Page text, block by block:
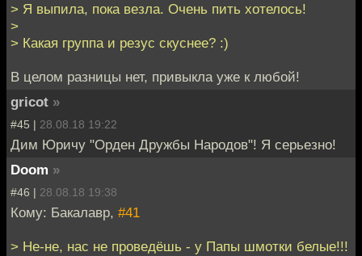
> Я выпила, пока везла. Очень пить хотелось!
>
> Какая группа и резус скуснее? :)
В целом разницы нет, привыкла уже к любой!
gricot »
#45 | 28.08.18 19:22
Дим Юричу "Орден Дружбы Народов"! Я серьезно!
Doom »
#46 | 28.08.18 19:38
Кому: Бакалавр, #41
> Не-не, нас не проведёшь - у Папы шмотки белые!!!